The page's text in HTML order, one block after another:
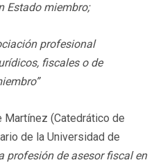
Estado miembro;
profesional
fiscales o de
Martínez (Catedrático de
de la Universidad de
profesión de asesor fiscal en